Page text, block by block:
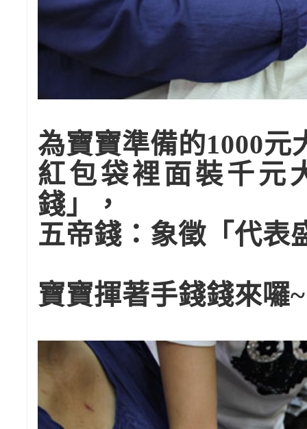
為寶寶準備的1000元
紅包袋裡面裝千元
錢」，
五帝錢：象徵「代表
寶寶揮著手錢錢來囉~